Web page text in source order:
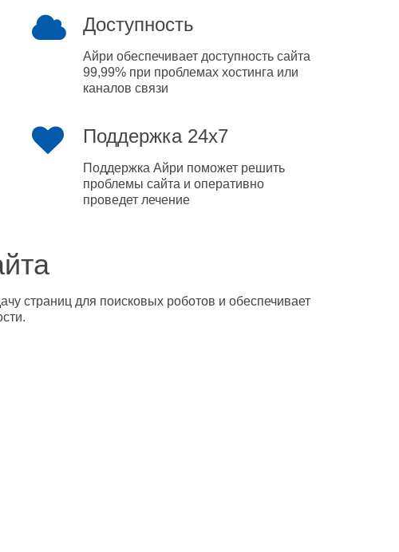
Доступность
Айри обеспечивает доступность сайта
99,99% при проблемах хостинга или
каналов связи
Поддержка 24x7
Поддержка Айри поможет решить
проблемы сайта и оперативно
проведет лечение
страниц для поисковых роботов и обеспечивает